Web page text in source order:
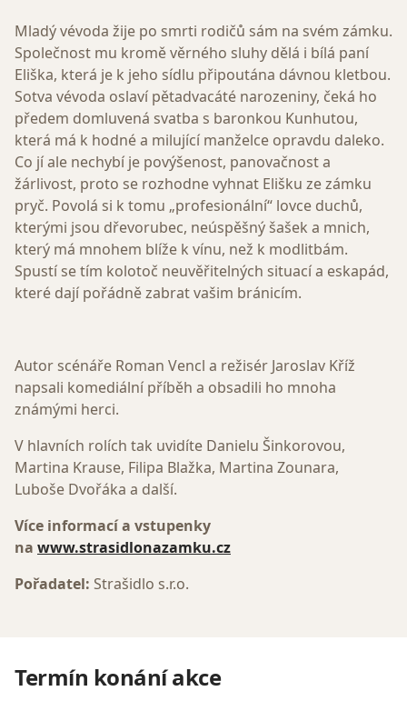
Mladý vévoda žije po smrti rodičů sám na svém zámku.
Společnost mu kromě věrného sluhy dělá i bílá paní
Eliška, která je k jeho sídlu připoutána dávnou kletbou.
Sotva vévoda oslaví pětadvacáté narozeniny, čeká ho
předem domluvená svatba s baronkou Kunhutou,
která má k hodné a milující manželce opravdu daleko.
Co jí ale nechybí je povýšenost, panovačnost a
žárlivost, proto se rozhodne vyhnat Elišku ze zámku
pryč. Povolá si k tomu „profesionální“ lovce duchů,
kterými jsou dřevorubec, neúspěšný šašek a mnich,
který má mnohem blíže k vínu, než k modlitbám.
Spustí se tím kolotoč neuvěřitelných situací a eskapád,
které dají pořádně zabrat vašim bránicím.
Autor scénáře Roman Vencl a režisér Jaroslav Kříž
napsali komediální příběh a obsadili ho mnoha
známými herci.
V hlavních rolích tak uvidíte Danielu Šinkorovou,
Martina Krause, Filipa Blažka, Martina Zounara,
Luboše Dvořáka a další.
Více informací a vstupenky
na www.strasidlonazamku.cz
Pořadatel: Strašidlo s.r.o.
Termín konání akce